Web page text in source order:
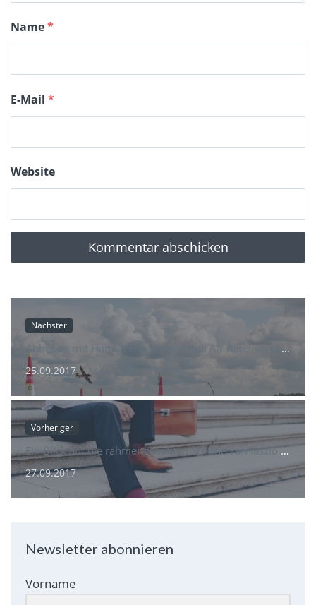
Name*
E-Mail *
Website
Nächster
Abheben mit Hamilton beim Red Bull Air Race am Lausitzring
25.09.2017
Vorheriger
Ein Blick auf die rahmengenähten Schuhe von lászló Budapest
27.09.2017
Newsletter abonnieren
Vorname